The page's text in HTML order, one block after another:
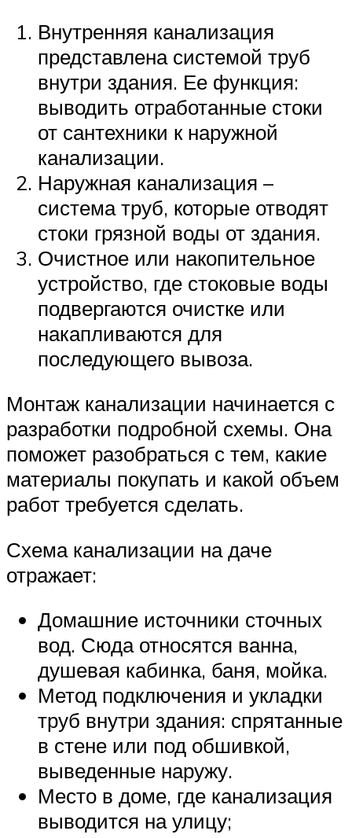
Внутренняя канализация
представлена системой труб
внутри здания. Ее функция:
выводить отработанные стоки
от сантехники к наружной
канализации.
Наружная канализация –
система труб, которые отводят
стоки грязной воды от здания.
Очистное или накопительное
устройство, где стоковые воды
подвергаются очистке или
накапливаются для
последующего вывоза.
Монтаж канализации начинается с
разработки подробной схемы. Она
поможет разобраться с тем, какие
материалы покупать и какой объем
работ требуется сделать.
Схема канализации на даче
отражает:
Домашние источники сточных
вод. Сюда относятся ванна,
душевая кабинка, баня, мойка.
Метод подключения и укладки
труб внутри здания: спрятанные
в стене или под обшивкой,
выведенные наружу.
Место в доме, где канализация
выводится на улицу;